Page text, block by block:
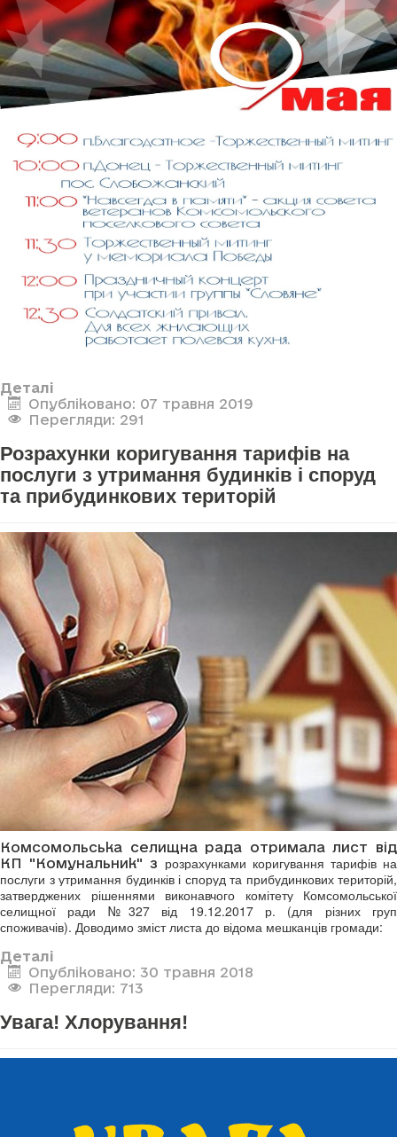
Деталі
Опубліковано: 07 травня 2019
Перегляди: 291
Розрахунки коригування тарифів на
послуги з утримання будинків і споруд
та прибудинкових територій
Комсомольська селищна рада отримала лист від
КП "Комунальник" з розрахунками коригування тарифів на
послуги з утримання будинків і споруд та прибудинкових територій,
затверджених рішеннями виконавчого комітету Комсомольської
селищної ради №327 від 19.12.2017 р. (для різних груп
споживачів). Доводимо зміст листа до відома мешканців громади:
Деталі
Опубліковано: 30 травня 2018
Перегляди: 713
Увага! Хлорування!